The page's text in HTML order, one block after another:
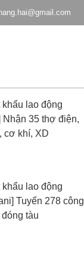
khẩu lao động
Nhận 35 thợ điện,
cơ khí, XD
khẩu lao động
Tuyển 278 công
tàu